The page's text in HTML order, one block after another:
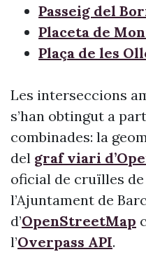
Passeig del
Placeta de
Plaça de les
Les interseccions
s’han obtingut a
combinades: la
del graf viari
oficial de cruïlles de
l’Ajuntament de
d’OpenStreetMap
l’Overpass API.